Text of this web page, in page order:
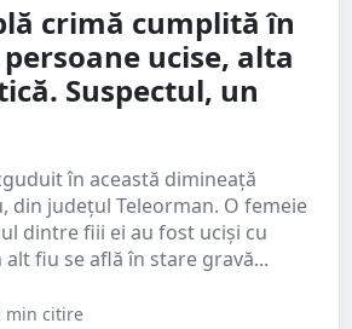
crimă cumplită în
ucise, alta
Suspectul, un
în această dimineață
din județul Teleorman. O femeie
dintre fiii ei au fost uciși cu
fiu se află în stare gravă...
min citire